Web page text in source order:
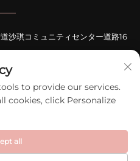
沙琪コミュニティセンター道路16
テリジェントエレクトロニクス有限
リシー
to provide our services.
cookies, click Personalize
all